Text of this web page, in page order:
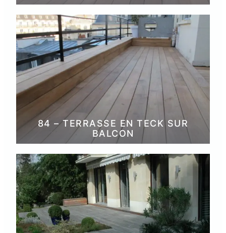
84 – TERRASSE EN TECK SUR
BALCON